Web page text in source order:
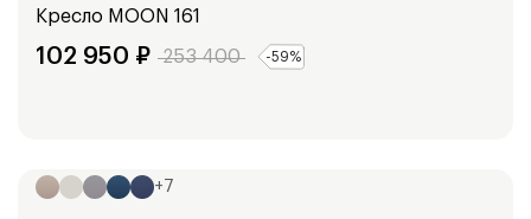
Кресло MOON 161
102 950 ₽ 253 400 -59%
+ 7